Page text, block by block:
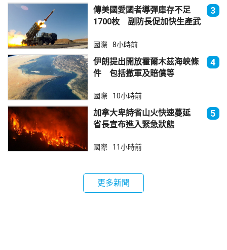
傳美國愛國者導彈庫存不足
1700枚 副防長促加快生產武
3
國際 8小時前
伊朗提出開放霍爾木茲海峽條
件 包括撤軍及賠償等
4
國際 10小時前
加拿大卑詩省山火快速蔓延
省長宣布進入緊急狀態
5
國際 11小時前
更多新聞